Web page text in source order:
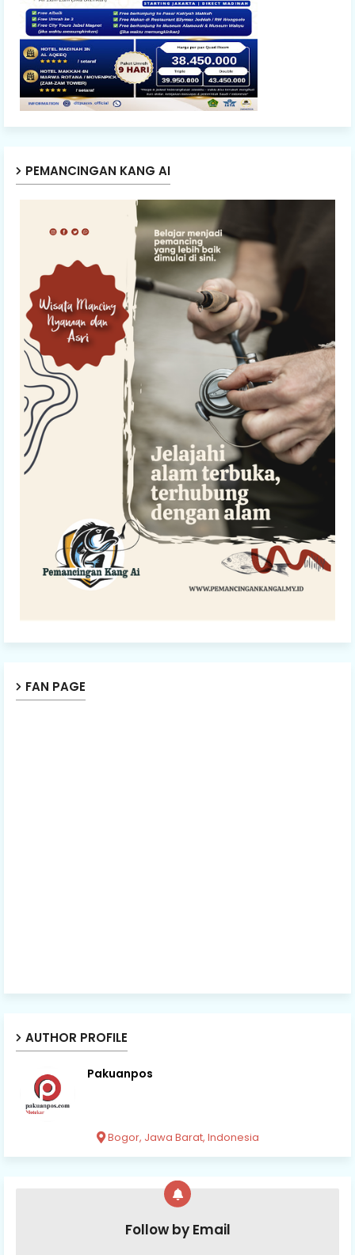
PEMANCINGAN KANG AI
FAN PAGE
AUTHOR PROFILE
Pakuanpos
Bogor, Jawa Barat, Indonesia
Follow by Email